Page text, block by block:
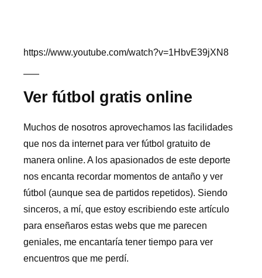
https://www.youtube.com/watch?v=1HbvE39jXN8
Ver fútbol gratis online
Muchos de nosotros aprovechamos las facilidades
que nos da internet para ver fútbol gratuito de
manera online. A los apasionados de este deporte
nos encanta recordar momentos de antaño y ver
fútbol (aunque sea de partidos repetidos). Siendo
sinceros, a mí, que estoy escribiendo este artículo
para enseñaros estas webs que me parecen
geniales, me encantaría tener tiempo para ver
encuentros que me perdí.